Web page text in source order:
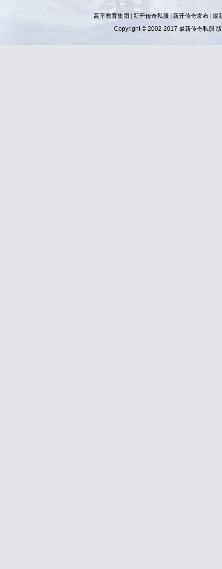
高平教育集团 | 新开传奇私服 新开传奇发布 最
Copyright © 2002-2017 最新传奇私服